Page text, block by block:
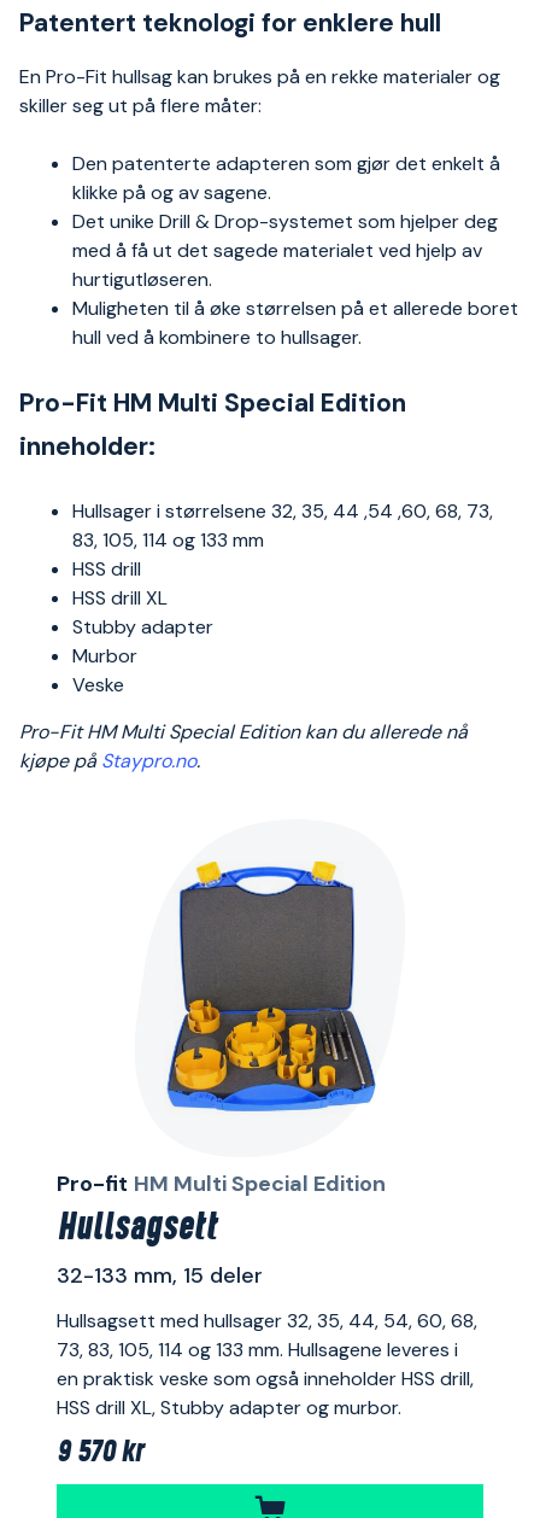
Patentert teknologi for enklere hull
En Pro-Fit hullsag kan brukes på en rekke materialer og
skiller seg ut på flere måter:
Den patenterte adapteren som gjør det enkelt å
klikke på og av sagene.
Det unike Drill & Drop-systemet som hjelper deg
med å få ut det sagede materialet ved hjelp av
hurtigutløseren.
Muligheten til å øke størrelsen på et allerede boret
hull ved å kombinere to hullsager.
Pro-Fit HM Multi Special Edition
inneholder:
Hullsager i størrelsene 32, 35, 44 ,54 ,60, 68, 73,
83, 105, 114 og 133 mm
HSS drill
HSS drill XL
Stubby adapter
Murbor
Veske
Pro-Fit HM Multi Special Edition kan du allerede nå
kjøpe på Staypro.no.
Pro-fit HM Multi Special Edition
Hullsagsett
32-133 mm, 15 deler
Hullsagsett med hullsager 32, 35, 44, 54, 60, 68,
73, 83, 105, 114 og 133 mm. Hullsagene leveres i
en praktisk veske som også inneholder HSS drill,
HSS drill XL, Stubby adapter og murbor.
9 570 kr